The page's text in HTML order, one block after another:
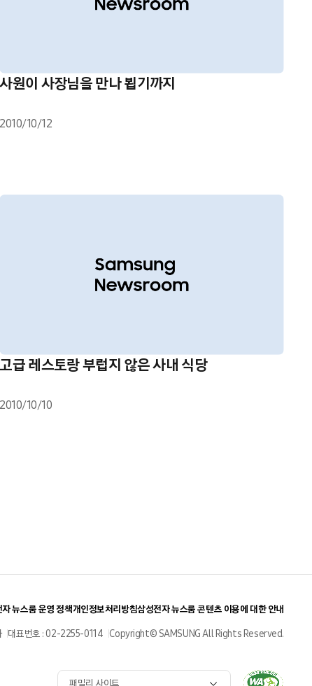
사원이 사장님을 만나 뵙기까지
2010/10/12
고급 레스토랑 부럽지 않은 사내 식당
2010/10/10
뉴스룸 운영 정책개인정보처리방침삼성전자 뉴스룸 콘텐츠 이용에 대한 안내
대표번호 : 02-2255-0114 Copyright© SAMSUNG All Rights Reserved.